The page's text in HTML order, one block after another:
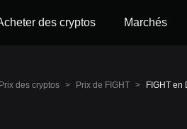
des cryptos Marchés
Prix des cryptos > Prix de FIGHT > FIGHT en